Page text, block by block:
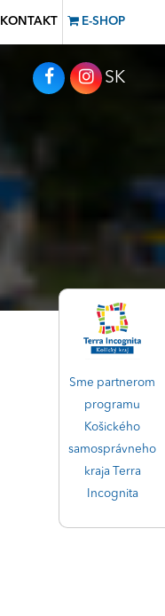
Sme partnerom
programu
Košického
samosprávneho
kraja Terra
Incognita
KONTAKT E-SHOP
SK